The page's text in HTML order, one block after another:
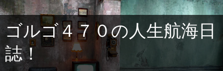
ゴルゴ４７０の人生航海日
誌！